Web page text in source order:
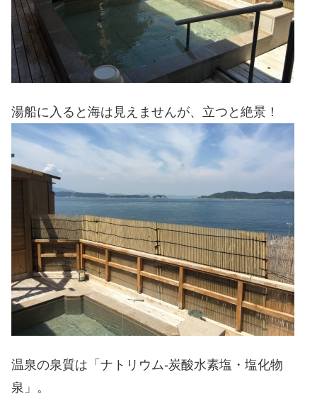
湯船に入ると海は見えませんが、立つと絶景！
温泉の泉質は「ナトリウム-炭酸水素塩・塩化物
泉」。